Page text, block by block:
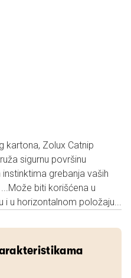
kartona, Zolux Catnip
sigurnu površinu
grebanja vaših
biti korišćena u
u horizontalnom položaju...